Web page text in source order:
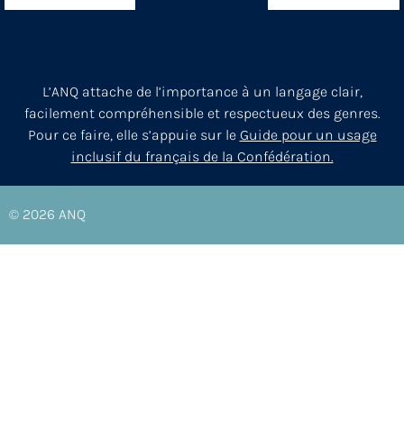
L’ANQ attache de l’importance à un langage clair,
facilement compréhensible et respectueux des genres.
Pour ce faire, elle s’appuie sur le Guide pour un usage
inclusif du français de la Confédération.
© 2026 ANQ